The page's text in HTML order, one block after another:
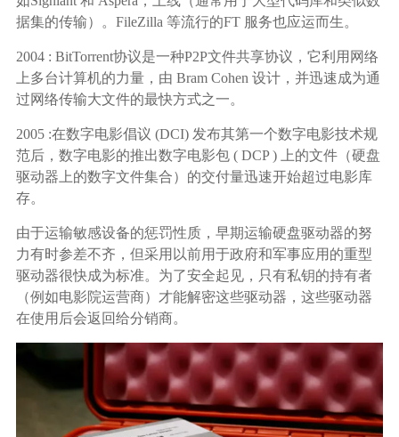
据集的传输）。FileZilla 等流行的FT 服务也应运而生。
2004 : BitTorrent协议是一种P2P文件共享协议，它利用网络
上多台计算机的力量，由 Bram Cohen 设计，并迅速成为通
过网络传输大文件的最快方式之一。
2005 :在数字电影倡议 (DCI) 发布其第一个数字电影技术规
范后，数字电影的推出数字电影包 ( DCP ) 上的文件（硬盘
驱动器上的数字文件集合）的交付量迅速开始超过电影库
存。
由于运输敏感设备的惩罚性质，早期运输硬盘驱动器的努
力有时参差不齐，但采用以前用于政府和军事应用的重型
驱动器很快成为标准。为了安全起见，只有私钥的持有者
（例如电影院运营商）才能解密这些驱动器，这些驱动器
在使用后会返回给分销商。